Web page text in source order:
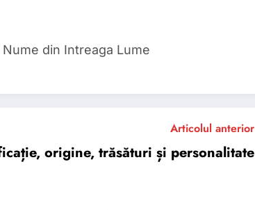
din Intreaga Lume
Articolul anterior
origine, trăsături și personalitate